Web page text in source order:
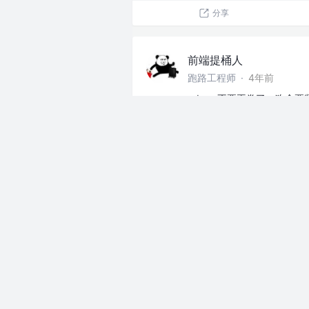
分享
前端提桶人
跑路工程师 · 4年前
xdm，不要再卷了，狗命要